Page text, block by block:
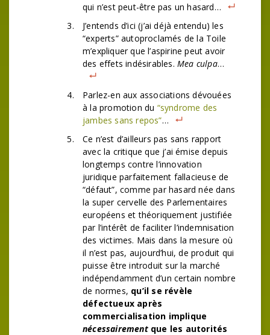
qui n’est peut-être pas un hasard…
J’entends d’ici (j’ai déjà entendu) les
“experts” autoproclamés de la Toile
m’expliquer que l’aspirine peut avoir
des effets indésirables. Mea culpa…
Parlez-en aux associations dévouées
à la promotion du “syndrome des
jambes sans repos”…
Ce n’est d’ailleurs pas sans rapport
avec la critique que j’ai émise depuis
longtemps contre l’innovation
juridique parfaitement fallacieuse de
“défaut”, comme par hasard née dans
la super cervelle des Parlementaires
européens et théoriquement justifiée
par l’intérêt de faciliter l’indemnisation
des victimes. Mais dans la mesure où
il n’est pas, aujourd’hui, de produit qui
puisse être introduit sur la marché
indépendamment d’un certain nombre
de normes, qu’il se révèle
défectueux après
commercialisation implique
nécessairementque les autorités